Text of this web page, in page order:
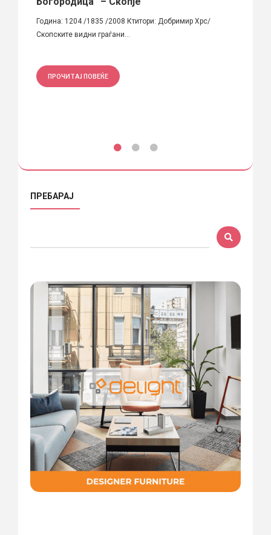
Година: 1204 /1835 /2008 Ктитори: Добримир Хрс/
Скопските видни граѓани...
ПРОЧИТАЈ ПОВЕЌЕ
ПРЕБАРАЈ